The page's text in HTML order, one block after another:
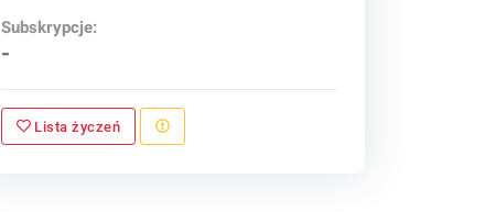
Subskrypcje:
-
Lista życzeń